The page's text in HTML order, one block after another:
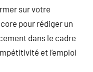
sur votre
pour rédiger un
dans le cadre
et l’emploi